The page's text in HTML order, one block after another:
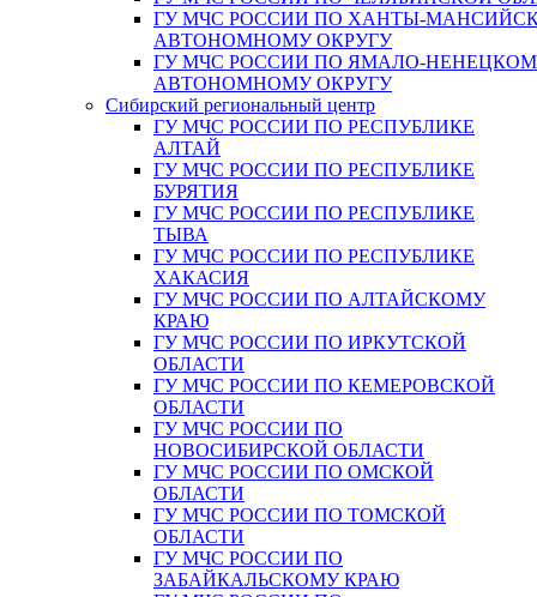
ГУ МЧС РОССИИ ПО ХАНТЫ-
АВТОНОМНОМУ ОКРУГУ
ГУ МЧС РОССИИ ПО ЯМАЛО-
АВТОНОМНОМУ ОКРУГУ
Сибирский региональный центр
ГУ МЧС РОССИИ ПО РЕСПУБЛИКЕ
АЛТАЙ
ГУ МЧС РОССИИ ПО РЕСПУБЛИКЕ
БУРЯТИЯ
ГУ МЧС РОССИИ ПО РЕСПУБЛИКЕ
ТЫВА
ГУ МЧС РОССИИ ПО РЕСПУБЛИКЕ
ХАКАСИЯ
ГУ МЧС РОССИИ ПО АЛТАЙСКОМУ
КРАЮ
ГУ МЧС РОССИИ ПО ИРКУТСКОЙ
ОБЛАСТИ
ГУ МЧС РОССИИ ПО КЕМЕРОВСКОЙ
ОБЛАСТИ
ГУ МЧС РОССИИ ПО
НОВОСИБИРСКОЙ ОБЛАСТИ
ГУ МЧС РОССИИ ПО ОМСКОЙ
ОБЛАСТИ
ГУ МЧС РОССИИ ПО ТОМСКОЙ
ОБЛАСТИ
ГУ МЧС РОССИИ ПО
ЗАБАЙКАЛЬСКОМУ КРАЮ